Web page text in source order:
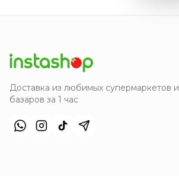
Доставка из любимых супермаркетов и
базаров за 1 час